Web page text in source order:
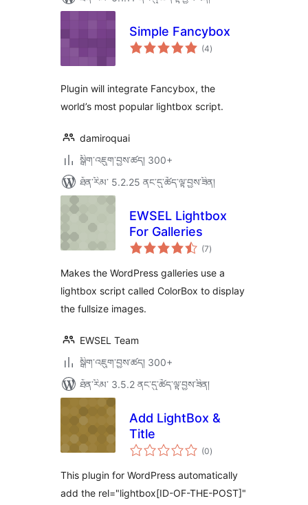
Simple Fancybox
(4གདེང་
འཇོག་
)
Plugin will integrate Fancybox, the
world’s most popular lightbox script.
damiroquai
སྒྲིག་འཇུག་བྱས་ཚད། 300+
ཐོན་རིམ་ 5.2.25 ནང་དུ་ཚོད་ལྟ་བྱས་ཟིན།
EWSEL Lightbox
For Galleries
(7གདེང་
འཇོག་
ཚང་།
)
Makes the WordPress galleries use a
lightbox script called ColorBox to display
the fullsize images.
EWSEL Team
སྒྲིག་འཇུག་བྱས་ཚད། 300+
ཐོན་རིམ་ 3.5.2 ནང་དུ་ཚོད་ལྟ་བྱས་ཟིན།
Add LightBox &
Title
(0གདེང་
འཇོག་
ཚང་།
)
This plugin for WordPress automatically
add the rel="lightbox[ID-OF-THE-POST]"